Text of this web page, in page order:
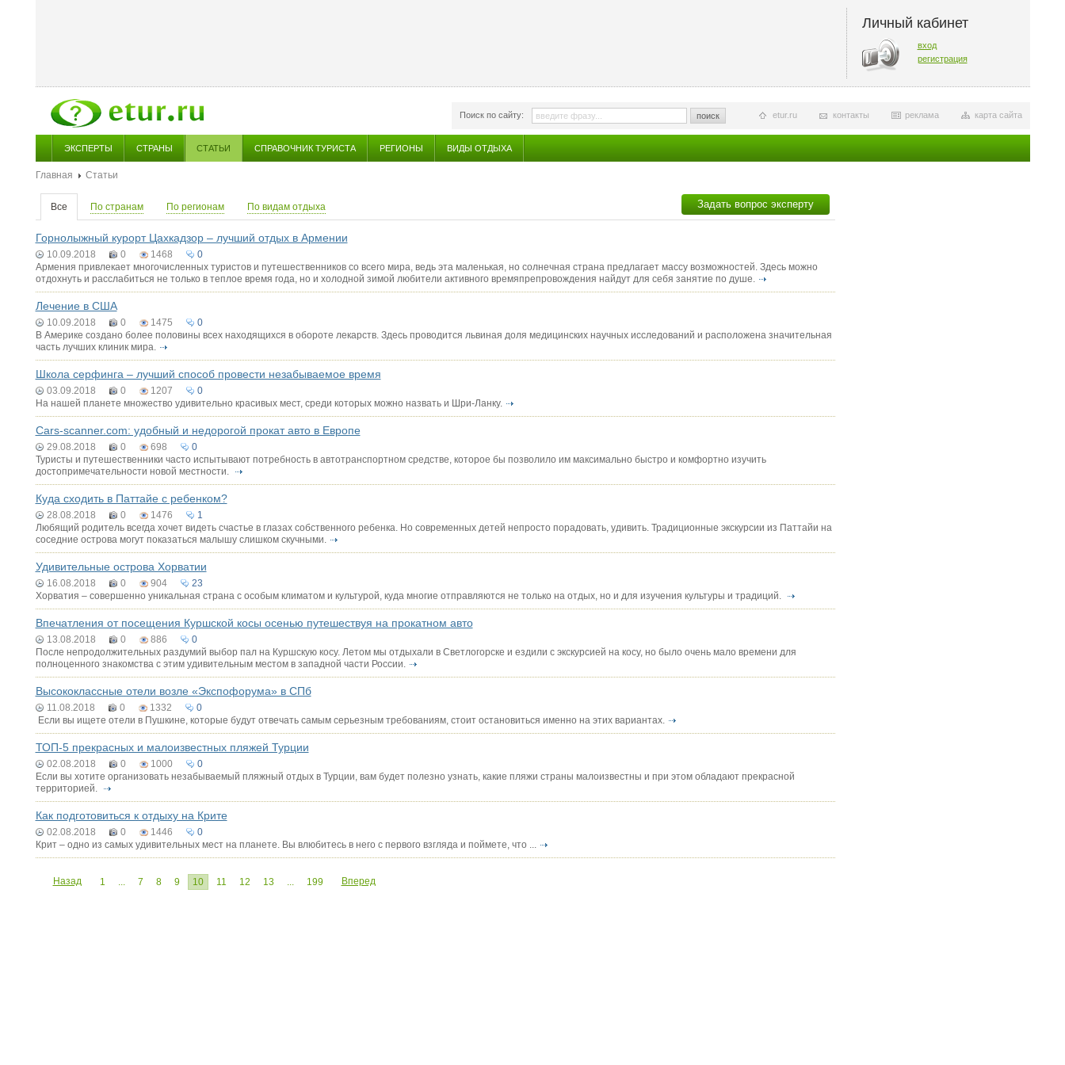
Личный кабинет
вход
регистрация
Поиск по сайту: поиск карта сайта
реклама
контакты
etur.ru
ЭКСПЕРТЫ СТРАНЫ СТАТЬИ СПРАВОЧНИК ТУРИСТА РЕГИОНЫ ВИДЫ ОТДЫХА
Главная Статьи
Все По странам По регионам По видам отдыха Задать вопрос эксперту
Горнолыжный курорт Цахкадзор – лучший отдых в Армении
10.09.2018 0 1468
0
Армения привлекает многочисленных туристов и путешественников со всего мира, ведь эта маленькая, но солнечная страна предлагает массу возможностей. Здесь можно
отдохнуть и расслабиться не только в теплое время года, но и холодной зимой любители активного времяпрепровождения найдут для себя занятие по душе.
Лечение в США
10.09.2018 0 1475
0
В Америке создано более половины всех находящихся в обороте лекарств. Здесь проводится львиная доля медицинских научных исследований и расположена значительная
часть лучших клиник мира.
Школа серфинга – лучший способ провести незабываемое время
03.09.2018 0 1207
0
На нашей планете множество удивительно красивых мест, среди которых можно назвать и Шри-Ланку.
Cars-scanner.com: удобный и недорогой прокат авто в Европе
29.08.2018 0 698
0
Туристы и путешественники часто испытывают потребность в автотранспортном средстве, которое бы позволило им максимально быстро и комфортно изучить
достопримечательности новой местности.
Куда сходить в Паттайе с ребенком?
28.08.2018 0 1476
1
Любящий родитель всегда хочет видеть счастье в глазах собственного ребенка. Но современных детей непросто порадовать, удивить. Традиционные экскурсии из Паттайи на
соседние острова могут показаться малышу слишком скучными.
Удивительные острова Хорватии
16.08.2018 0 904
23
Хорватия – совершенно уникальная страна с особым климатом и культурой, куда многие отправляются не только на отдых, но и для изучения культуры и традиций.
Впечатления от посещения Куршской косы осенью путешествуя на прокатном авто
13.08.2018 0 886
0
После непродолжительных раздумий выбор пал на Куршскую косу. Летом мы отдыхали в Светлогорске и ездили с экскурсией на косу, но было очень мало времени для
полноценного знакомства с этим удивительным местом в западной части России.
Высококлассные отели возле «Экспофорума» в СПб
11.08.2018 0 1332
0
Если вы ищете отели в Пушкине, которые будут отвечать самым серьезным требованиям, стоит остановиться именно на этих вариантах.
ТОП-5 прекрасных и малоизвестных пляжей Турции
02.08.2018 0 1000
0
Если вы хотите организовать незабываемый пляжный отдых в Турции, вам будет полезно узнать, какие пляжи страны малоизвестны и при этом обладают прекрасной
территорией.
Как подготовиться к отдыху на Крите
02.08.2018 0 1446
0
Крит – одно из самых удивительных мест на планете. Вы влюбитесь в него с первого взгляда и поймете, что ...
Назад 1 ... 7 8 9 10 11 12 13 ... 199 Вперед